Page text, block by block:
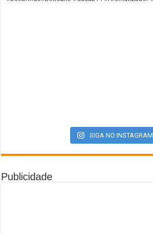
SIGA NO INSTAGRAM
Publicidade